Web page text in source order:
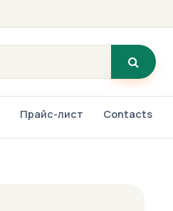
Прайс-лист Contacts